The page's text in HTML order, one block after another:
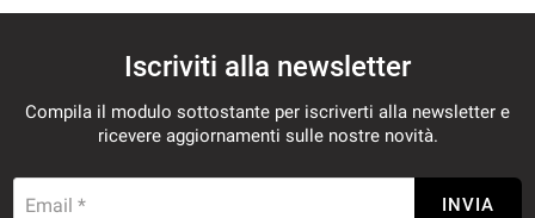
Iscriviti alla newsletter
Compila il modulo sottostante per iscriverti alla newsletter e
ricevere aggiornamenti sulle nostre novità.
Email * INVIA